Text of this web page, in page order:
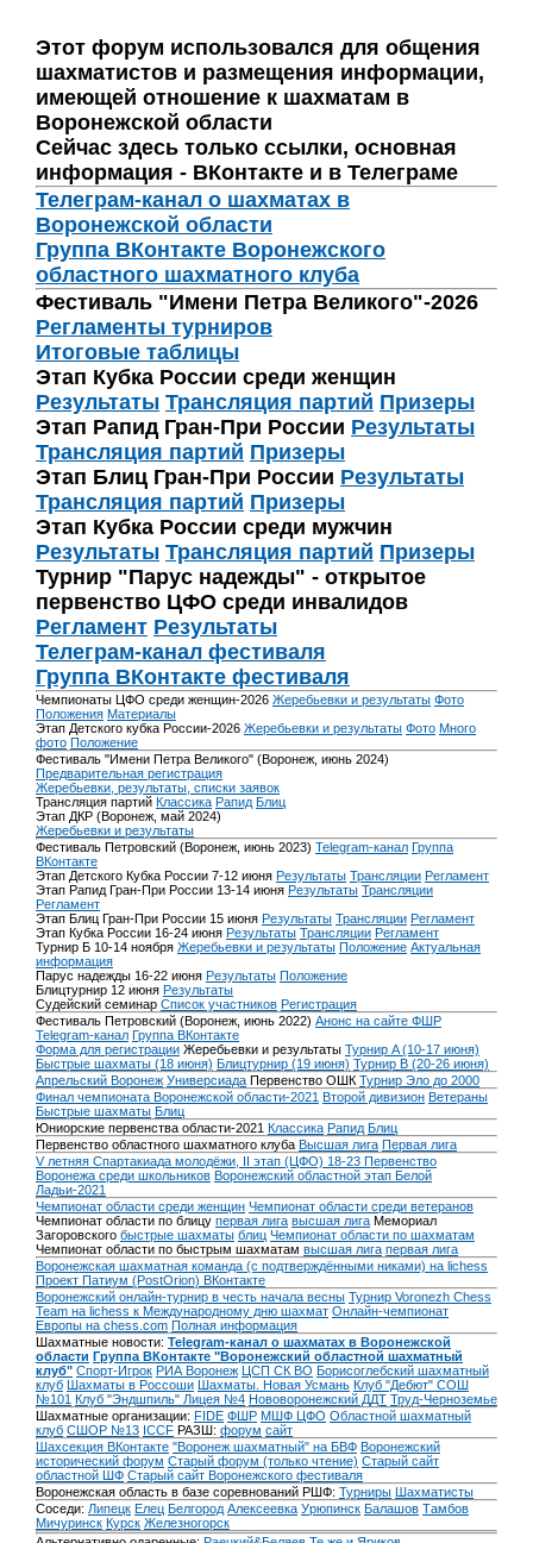
Этот форум использовался для общения
шахматистов и размещения информации,
имеющей отношение к шахматам в
Воронежской области
Сейчас здесь только ссылки, основная
информация - ВКонтакте и в Телеграме
Телеграм-канал о шахматах в
Воронежской области
Группа ВКонтакте Воронежского
областного шахматного клуба
Фестиваль "Имени Петра Великого"-2026
Регламенты турниров
Итоговые таблицы
Этап Кубка России среди женщин
Результаты Трансляция партий Призеры
Этап Рапид Гран-При России Результаты
Трансляция партий Призеры
Этап Блиц Гран-При России Результаты
Трансляция партий Призеры
Этап Кубка России среди мужчин
Результаты Трансляция партий Призеры
Турнир "Парус надежды" - открытое
первенство ЦФО среди инвалидов
Регламент Результаты
Телеграм-канал фестиваля
Группа ВКонтакте фестиваля
Чемпионаты ЦФО среди женщин-2026 Жеребьевки и результаты Фото
Положения Материалы
Этап Детского кубка России-2026 Жеребьевки и результаты Фото Много
фото Положение
Фестиваль "Имени Петра Великого" (Воронеж, июнь 2024)
Предварительная регистрация
Жеребьевки, результаты, списки заявок
Трансляция партий Классика Рапид Блиц
Этап ДКР (Воронеж, май 2024)
Жеребьевки и результаты
Фестиваль Петровский (Воронеж, июнь 2023) Telegram-канал Группа
ВКонтакте
Этап Детского Кубка России 7-12 июня Результаты Трансляции Регламент
Этап Рапид Гран-При России 13-14 июня Результаты Трансляции
Регламент
Этап Блиц Гран-При России 15 июня Результаты Трансляции Регламент
Этап Кубка России 16-24 июня Результаты Трансляции Регламент
Турнир Б 10-14 ноября Жеребьевки и результаты Положение Актуальная
информация
Парус надежды 16-22 июня Результаты Положение
Блицтурнир 12 июня Результаты
Судейский семинар Список участников Регистрация
Фестиваль Петровский (Воронеж, июнь 2022) Анонс на сайте ФШР
Telegram-канал Группа ВКонтакте
Форма для регистрации Жеребьевки и результаты Турнир A (10-17 июня)
Быстрые шахматы (18 июня) Блицтурнир (19 июня) Турнир B (20-26 июня)
Апрельский Воронеж Универсиада Первенство ОШК Турнир Эло до 2000
Финал чемпионата Воронежской области-2021 Второй дивизион Ветераны
Быстрые шахматы Блиц
Юниорские первенства области-2021 Классика Рапид Блиц
Первенство областного шахматного клуба Высшая лига Первая лига
V летняя Спартакиада молодёжи, II этап (ЦФО) 18-23 Первенство
Воронежа среди школьников Воронежский областной этап Белой
Ладьи-2021
Чемпионат области среди женщин Чемпионат области среди ветеранов
Чемпионат области по блицу первая лига высшая лига Мемориал
Загоровского быстрые шахматы блиц Чемпионат области по шахматам
Чемпионат области по быстрым шахматам высшая лига первая лига
Воронежская шахматная команда (с подтверждёнными никами) на lichess
Проект Патиум (PostOrion) ВКонтакте
Воронежский онлайн-турнир в честь начала весны Турнир Voronezh Chess
Team на lichess к Международному дню шахмат Онлайн-чемпионат
Европы на chess.com Полная информация
Шахматные новости: Telegram-канал о шахматах в Воронежской
области Группа ВКонтакте "Воронежский областной шахматный
клуб" Спорт-Игрок РИА Воронеж ЦСП СК ВО Борисоглебский шахматный
клуб Шахматы в Россоши Шахматы. Новая Усмань Клуб "Дебют" СОШ
№101 Клуб "Эндшпиль" Лицея №4 Нововоронежский ДДТ Труд-Черноземье
Шахматные организации: FIDE ФШР МШФ ЦФО Областной шахматный
клуб СШОР №13 ICCF РАЗШ: форум сайт
Шахсекция ВКонтакте "Воронеж шахматный" на БВФ Воронежский
исторический форум Cтарый форум (только чтение) Старый сайт
областной ШФ Старый сайт Воронежского фестиваля
Воронежская область в базе соревнований РШФ: Турниры Шахматисты
Соседи: Липецк Елец Белгород Алексеевка Урюпинск Балашов Тамбов
Мичуринск Курск Железногорск